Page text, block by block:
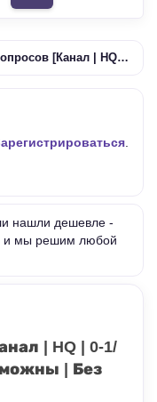
TG Накрутка опросов [Канал | HQ | 0-1/Ч | 10К/Д | Списания Возможны | Без Гарантии]
нашли дешевле -
, и мы решим любой
| HQ | 0-1/
| Без